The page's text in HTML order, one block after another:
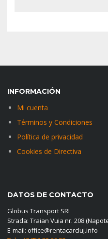
INFORMACIÓN
Mi cuenta
Términos y Condiciones
Política de privacidad
Cookies de Directiva
DATOS DE CONTACTO
Globus Transport SRL
Strada: Traian Vuia nr. 208
E-mail: office@rentacarcluj.info